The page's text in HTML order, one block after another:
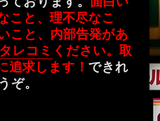
こと、理不尽なこ
こと、内部告発があ
タレコミ ください。取
追求します！ できれ
ぞ。